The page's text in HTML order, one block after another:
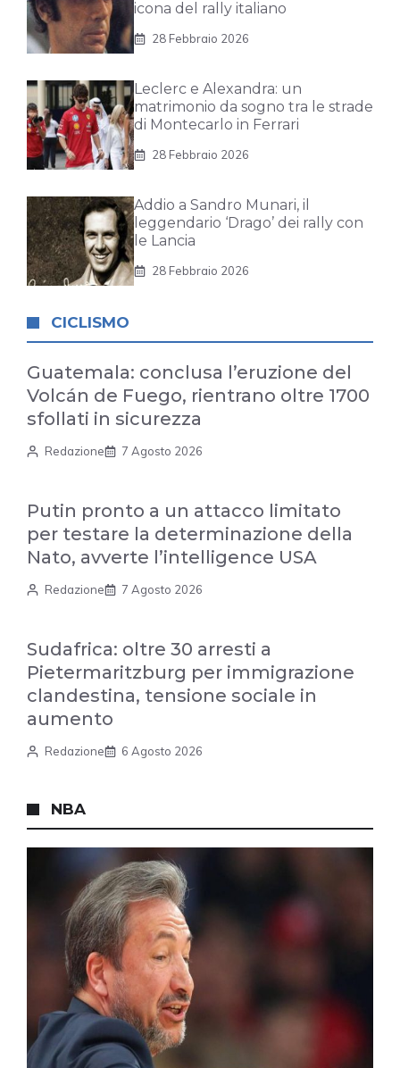
icona del rally italiano
28 Febbraio 2026
Leclerc e Alexandra: un
matrimonio da sogno tra le strade
di Montecarlo in Ferrari
28 Febbraio 2026
Addio a Sandro Munari, il
leggendario ‘Drago’ dei rally con
le Lancia
28 Febbraio 2026
CICLISMO
Guatemala: conclusa l’eruzione del
Volcán de Fuego, rientrano oltre 1700
sfollati in sicurezza
Redazione 7 Agosto 2026
Putin pronto a un attacco limitato
per testare la determinazione della
Nato, avverte l’intelligence USA
Redazione 7 Agosto 2026
Sudafrica: oltre 30 arresti a
Pietermaritzburg per immigrazione
clandestina, tensione sociale in
aumento
Redazione 6 Agosto 2026
NBA